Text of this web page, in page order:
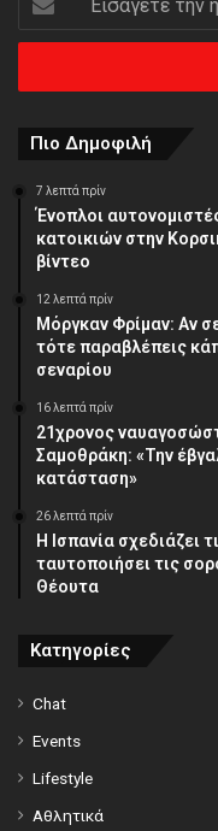
την
ηλεκτρονική
διεύθυνση
Πιο Δημοφιλή
7 λεπτά πρίν
Ένοπλοι
κατοικιών στην
βίντεο
12 λεπτά πρίν
Μόργκαν Φρίμαν: Αν
τότε παραβλέπεις
σεναρίου
16 λεπτά πρίν
21χρονος
Σαμοθράκη: «Την
κατάσταση»
26 λεπτά πρίν
Η Ισπανία σχεδιάζει
ταυτοποιήσει τις
Θέουτα
Κατηγορίες
Chat
Events
Lifestyle
Αθλητικά